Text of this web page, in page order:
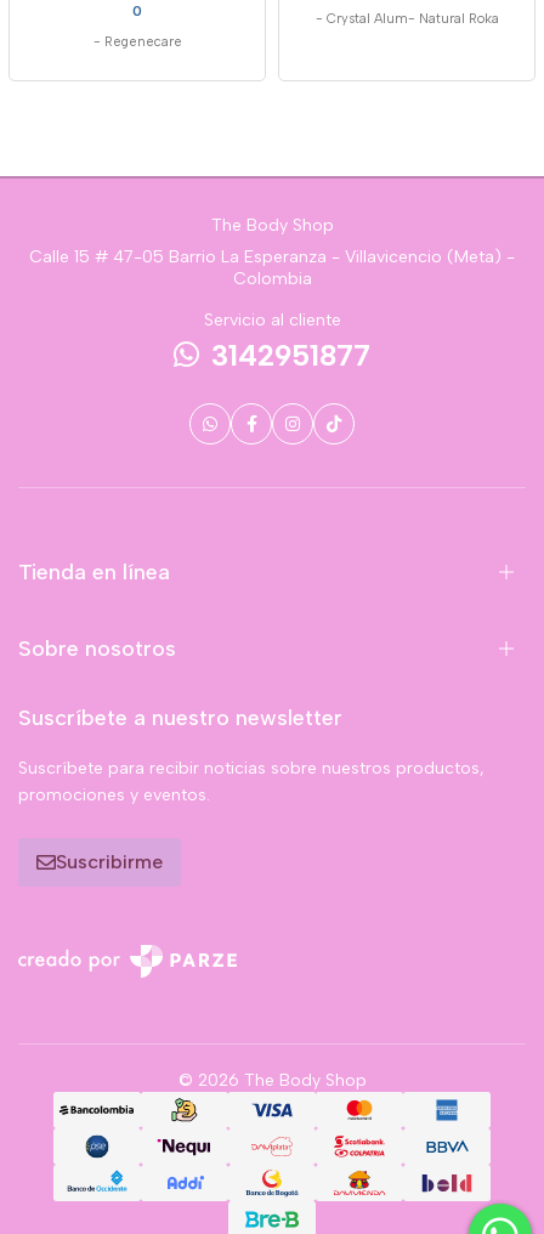
0
- Regenecare
- Crystal Alum- Natural Roka
The Body Shop
Calle 15 # 47-05 Barrio La Esperanza - Villavicencio (Meta) -
Colombia
Servicio al cliente
3142951877
Tienda en línea
Sobre nosotros
Suscríbete a nuestro newsletter
Suscríbete para recibir noticias sobre nuestros productos,
promociones y eventos.
Suscribirme
© 2026 The Body Shop